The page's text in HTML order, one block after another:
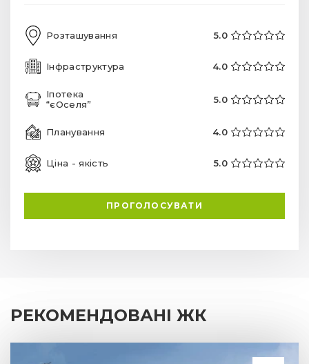
Розташування 5.0
Інфраструктура 4.0
Іпотека
“єОселя”
5.0
Планування 4.0
Ціна - якість 5.0
ПРОГОЛОСУВАТИ
РЕКОМЕНДОВАНІ ЖК